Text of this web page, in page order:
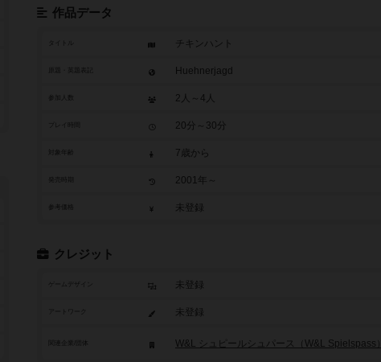
作品データ
タイトル チキンハント
Huehnerjagd
参加人数 2人～4人
20分～30分
7歳から
2001年～
参考価格 未登録
クレジット
ゲームデザイン 未登録
アートワーク 未登録
W&L シュピールシュパース（W&L Spielspass）